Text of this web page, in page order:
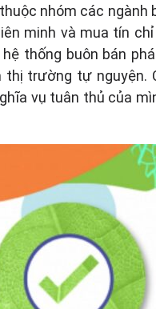
nhóm các ngành
minh và mua tín
thống buôn bán
trường tự nguyện.
vụ tuân thủ của